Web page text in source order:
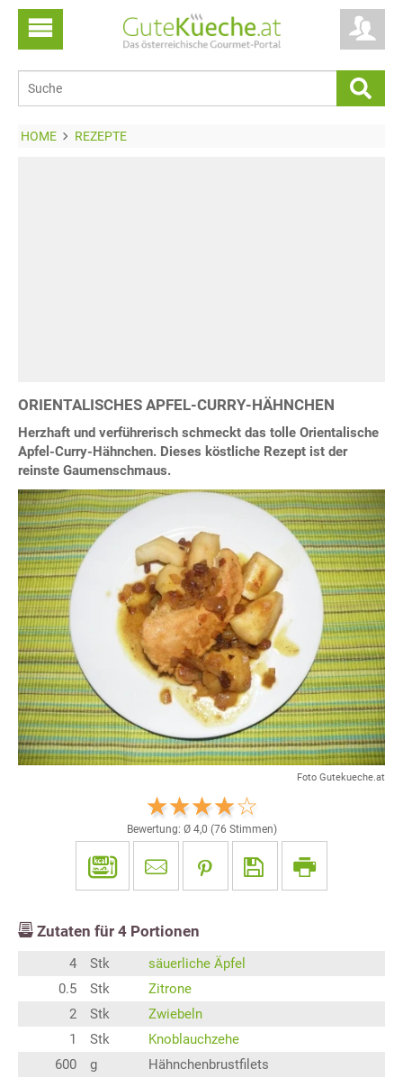
HOME REZEPTE
ORIENTALISCHES APFEL-CURRY-HÄHNCHEN
Herzhaft und verführerisch schmeckt das tolle Orientalische
Apfel-Curry-Hähnchen. Dieses köstliche Rezept ist der
reinste Gaumenschmaus.
Foto Gutekueche.at
Bewertung: Ø 4,0 (76 Stimmen)
Zutaten für 4 Portionen
4 Stk
säuerliche Äpfel
0.5
Stk
Zitrone
2
Stk
Zwiebeln
1
Stk
Knoblauchzehe
600
g
Hähnchenbrustfilets